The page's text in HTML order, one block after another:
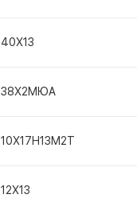
40Х13
38Х2МЮА
10Х17Н13М2Т
12Х13